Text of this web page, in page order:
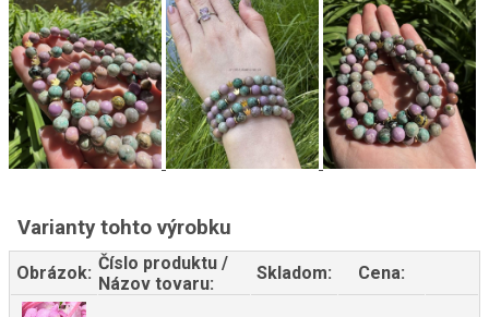
Varianty tohto výrobku
Obrázok: Číslo produktu /
Názov tovaru:
Skladom: Cena: